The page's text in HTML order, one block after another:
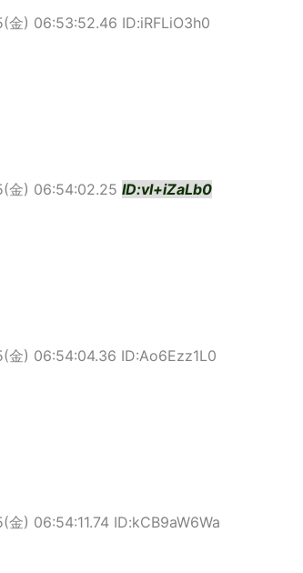
) 06:53:52.46 ID:iRFLiO3h0
金) 06:54:02.25 ID:vl+iZaLb0
) 06:54:04.36 ID:Ao6Ezz1L0
) 06:54:11.74 ID:kCB9aW6Wa